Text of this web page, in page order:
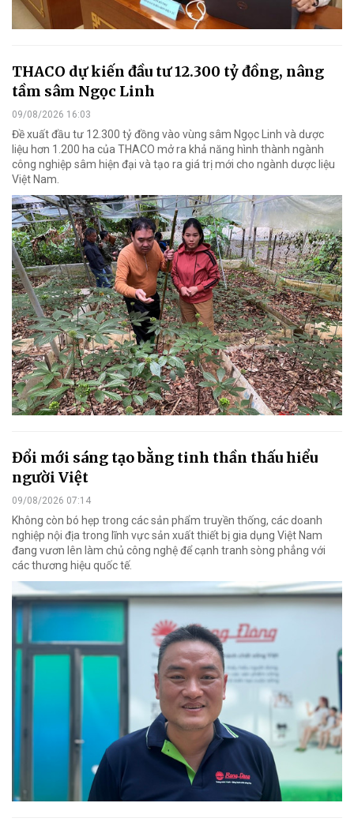
THACO dự kiến đầu tư 12.300 tỷ đồng, nâng
tầm sâm Ngọc Linh
09/08/2026 16:03
Đề xuất đầu tư 12.300 tỷ đồng vào vùng sâm Ngọc Linh và dược
liệu hơn 1.200 ha của THACO mở ra khả năng hình thành ngành
công nghiệp sâm hiện đại và tạo ra giá trị mới cho ngành dược liệu
Việt Nam.
Đổi mới sáng tạo bằng tinh thần thấu hiểu
người Việt
09/08/2026 07:14
Không còn bó hẹp trong các sản phẩm truyền thống, các doanh
nghiệp nội địa trong lĩnh vực sản xuất thiết bị gia dụng Việt Nam
đang vươn lên làm chủ công nghệ để cạnh tranh sòng phẳng với
các thương hiệu quốc tế.